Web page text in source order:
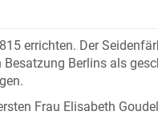
errichten. Der
Berlins als
Frau Elisabeth